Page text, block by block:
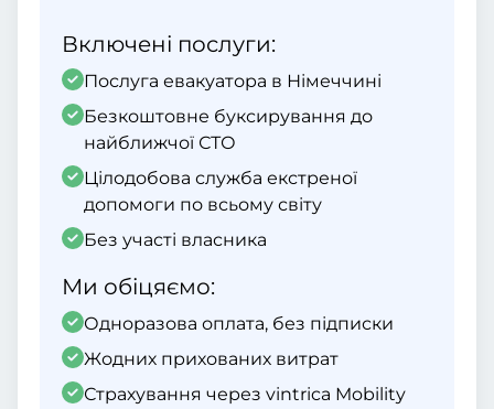
Включені послуги:
Послуга евакуатора в Німеччині
Безкоштовне буксирування до
найближчої СТО
Цілодобова служба екстреної
допомоги по всьому світу
Без участі власника
Ми обіцяємо:
Одноразова оплата, без підписки
Жодних прихованих витрат
Страхування через vintrica Mobility